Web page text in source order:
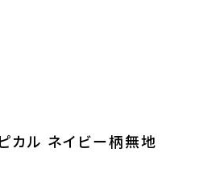
カル ネイビー柄無地